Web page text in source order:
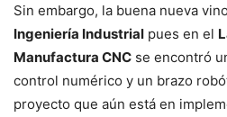
Sin embargo, la buena nueva
Ingeniería Industrial pues en el
Manufactura CNC se encontró
control numérico y un brazo
proyecto que aún está en